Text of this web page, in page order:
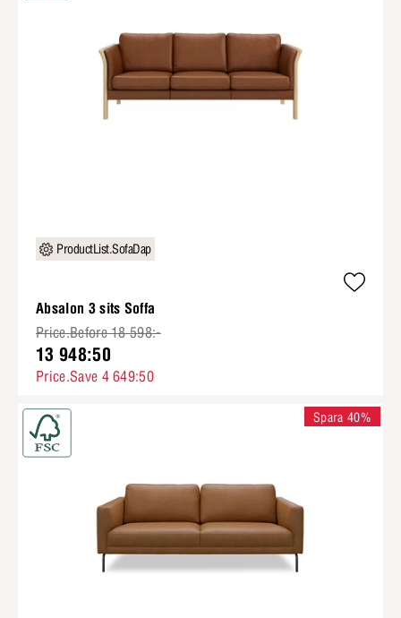
ProductList.SofaDap
Absalon 3 sits Soffa
Price.Before 18 598:-
13 948:50
Price.Save 4 649:50
Spara 40%